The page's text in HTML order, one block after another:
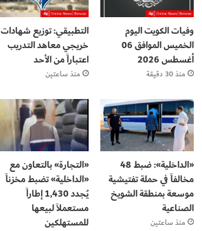
وفيات الكويت اليوم
الخميس الموافق 06
أغسطس 2026
منذ 30 دقيقة
التطبيقي: توزيع شهادات
خريجي معاهد التدريب
اعتباراً من الأحد
منذ ساعتين
«الداخلية»: ضبط 48
مخالفاً في حملة تفتيشية
موسعة بمنطقة الشويخ
الصناعية
منذ ساعتين
«التجارة» بالتعاون مع
«الداخلية» تضبط مخزناً
يُجدد 1,430 إطاراً
مستعملاً لبيعها
للمستهلكين